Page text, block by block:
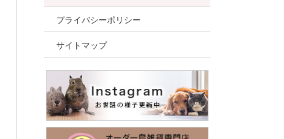
プライバシーポリシー
サイトマップ